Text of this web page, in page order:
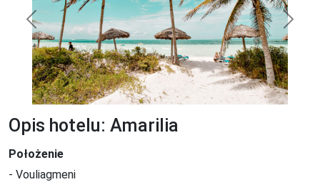
Previous Next
Opis hotelu: Amarilia
Położenie
- Vouliagmeni